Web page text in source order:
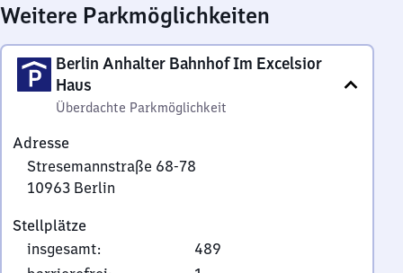
Weitere Parkmöglichkeiten
Berlin Anhalter Bahnhof Im Excelsior
Haus
Überdachte Parkmöglichkeit
Adresse
Stresemannstraße 68-78
10963 Berlin
68-
78,
Stellplätze
insgesamt:
489